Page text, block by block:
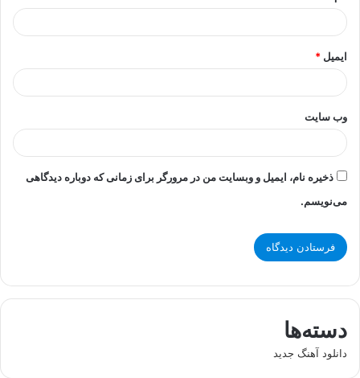
ایمیل *
وب‌ سایت
ذخیره نام، ایمیل و وبسایت من در مرورگر برای زمانی که دوباره دیدگاهی
می‌نویسم.
دسته‌ها
دانلود آهنگ جدید